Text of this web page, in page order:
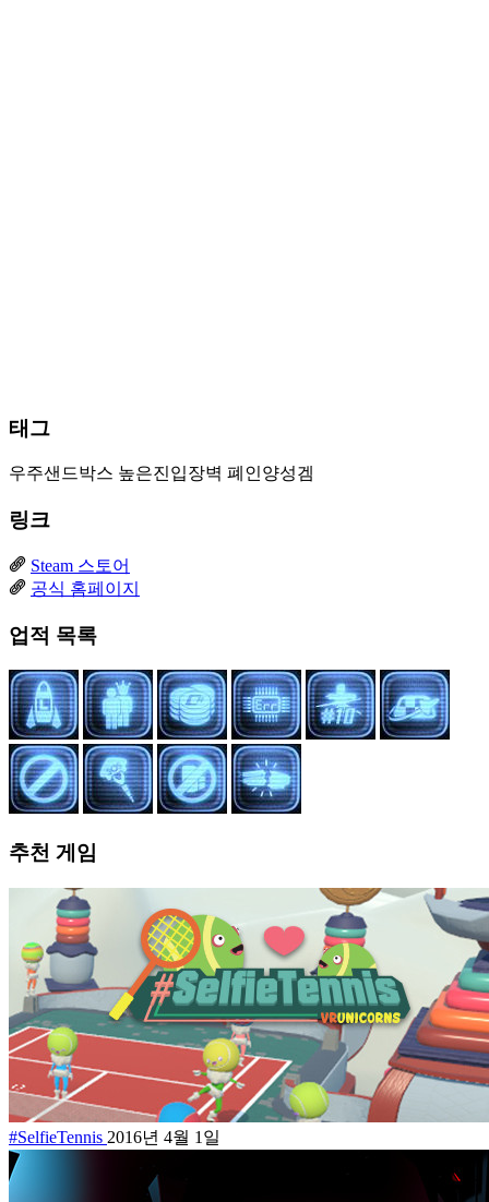
태그
우주샌드박스 높은진입장벽 폐인양성겜
링크
Steam 스토어
공식 홈페이지
업적 목록
추천 게임
#SelfieTennis 2016년 4월 1일